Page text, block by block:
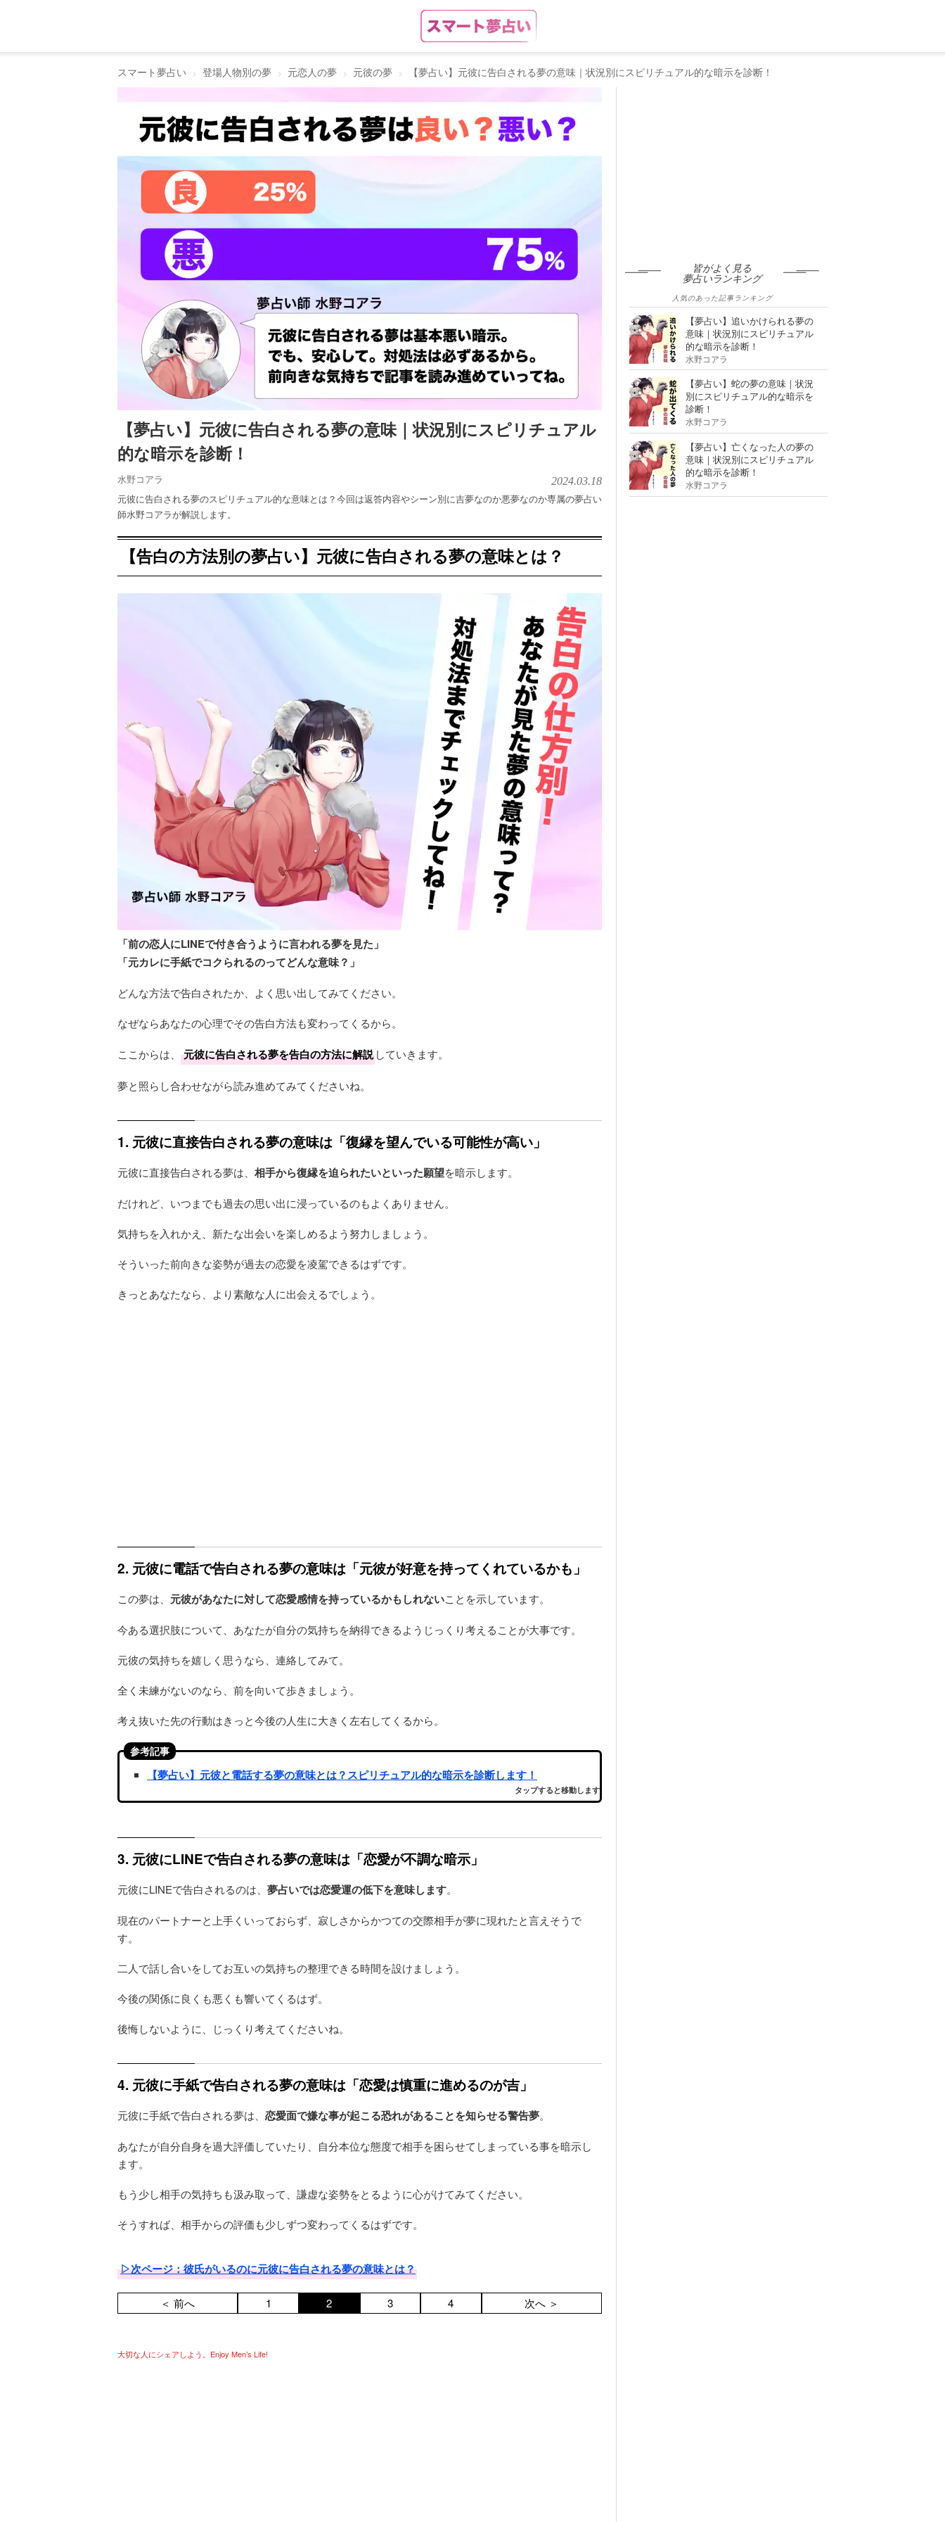
スマート夢占い 登場人物別の夢 元恋人の夢 元彼の夢 【夢占い】元彼に告白される夢の意味｜状況別にスピリチュアル的な暗示を診断！
【夢占い】元彼に告白される夢の意味｜状況別にスピリチュアル
的な暗示を診断！
水野コアラ 2024.03.18
元彼に告白される夢のスピリチュアル的な意味とは？今回は返答内容やシーン別に吉夢なのか悪夢なのか専属の夢占い
師水野コアラが解説します。
【告白の方法別の夢占い】元彼に告白される夢の意味とは？
「前の恋人にLINEで付き合うように言われる夢を見た」
「元カレに手紙でコクられるのってどんな意味？」
どんな方法で告白されたか、よく思い出してみてください。
なぜならあなたの心理でその告白方法も変わってくるから。
ここからは、 元彼に告白される夢を告白の方法に解説 していきます。
夢と照らし合わせながら読み進めてみてくださいね。
1. 元彼に直接告白される夢の意味は「復縁を望んでいる可能性が高い」
元彼に直接告白される夢は、 相手から復縁を迫られたいといった願望を暗示します。
だけれど、いつまでも過去の思い出に浸っているのもよくありません。
気持ちを入れかえ、新たな出会いを楽しめるよう努力しましょう。
そういった前向きな姿勢が過去の恋愛を凌駕できるはずです。
きっとあなたなら、より素敵な人に出会えるでしょう。
2. 元彼に電話で告白される夢の意味は「元彼が好意を持ってくれているかも」
この夢は、 元彼があなたに対して恋愛感情を持っているかもしれないことを示しています。
今ある選択肢について、あなたが自分の気持ちを納得できるようじっくり考えることが大事です。
元彼の気持ちを嬉しく思うなら、連絡してみて。
全く未練がないのなら、前を向いて歩きましょう。
考え抜いた先の行動はきっと今後の人生に大きく左右してくるから。
参考記事
【夢占い】元彼と電話する夢の意味とは？スピリチュアル的な暗示を診断します！
タップすると移動します
3. 元彼にLINEで告白される夢の意味は「恋愛が不調な暗示」
元彼にLINEで告白されるのは、 夢占いでは恋愛運の低下を意味します。
現在のパートナーと上手くいっておらず、寂しさからかつての交際相手が夢に現れたと言えそうで
す。
二人で話し合いをしてお互いの気持ちの整理できる時間を設けましょう。
今後の関係に良くも悪くも響いてくるはず。
後悔しないように、じっくり考えてくださいね。
4. 元彼に手紙で告白される夢の意味は「恋愛は慎重に進めるのが吉」
元彼に手紙で告白される夢は、 恋愛面で嫌な事が起こる恐れがあることを知らせる警告夢。
あなたが自分自身を過大評価していたり、自分本位な態度で相手を困らせてしまっている事を暗示し
ます。
もう少し相手の気持ちも汲み取って、謙虚な姿勢をとるように心がけてみてください。
そうすれば、相手からの評価も少しずつ変わってくるはずです。
▷次ページ：彼氏がいるのに元彼に告白される夢の意味とは？
＜ 前へ 1 2 3 4 次へ ＞
大切な人にシェアしよう。Enjoy Men’s Life!
皆がよく見る
夢占いランキング
人気のあった記事ランキング
【夢占い】追いかけられる夢の
意味｜状況別にスピリチュアル
的な暗示を診断！
水野コアラ
【夢占い】蛇の夢の意味｜状況
別にスピリチュアル的な暗示を
診断！
水野コアラ
【夢占い】亡くなった人の夢の
意味｜状況別にスピリチュアル
的な暗示を診断！
水野コアラ